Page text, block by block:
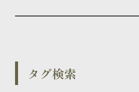
タグ検索